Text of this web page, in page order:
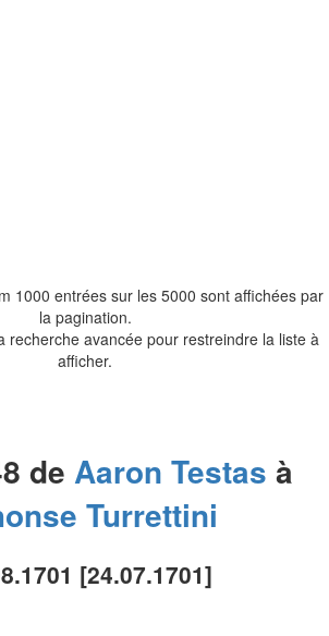
1000 entrées sur les 5000 sont affichées par
la pagination.
recherche avancée pour restreindre la liste à
afficher.
de Aaron Testas à
Turrettini
[24.07.1701]